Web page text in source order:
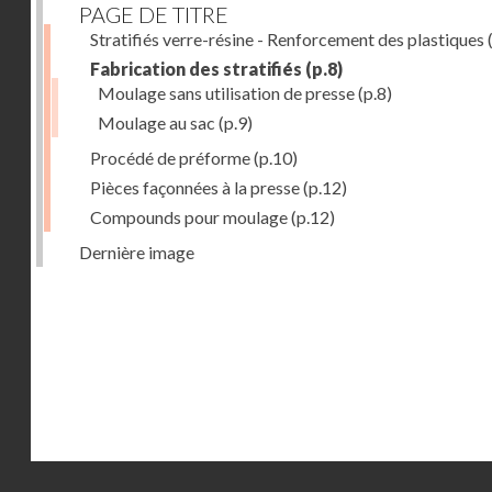
PAGE DE TITRE
Stratifiés verre-résine - Renforcement des plastiques
Fabrication des stratifiés (p.8)
Moulage sans utilisation de presse(p.8)
Moulage au sac (p.9)
Procédé de préforme(p.10)
Pièces façonnées à la presse(p.12)
Compounds pour moulage(p.12)
Dernière image